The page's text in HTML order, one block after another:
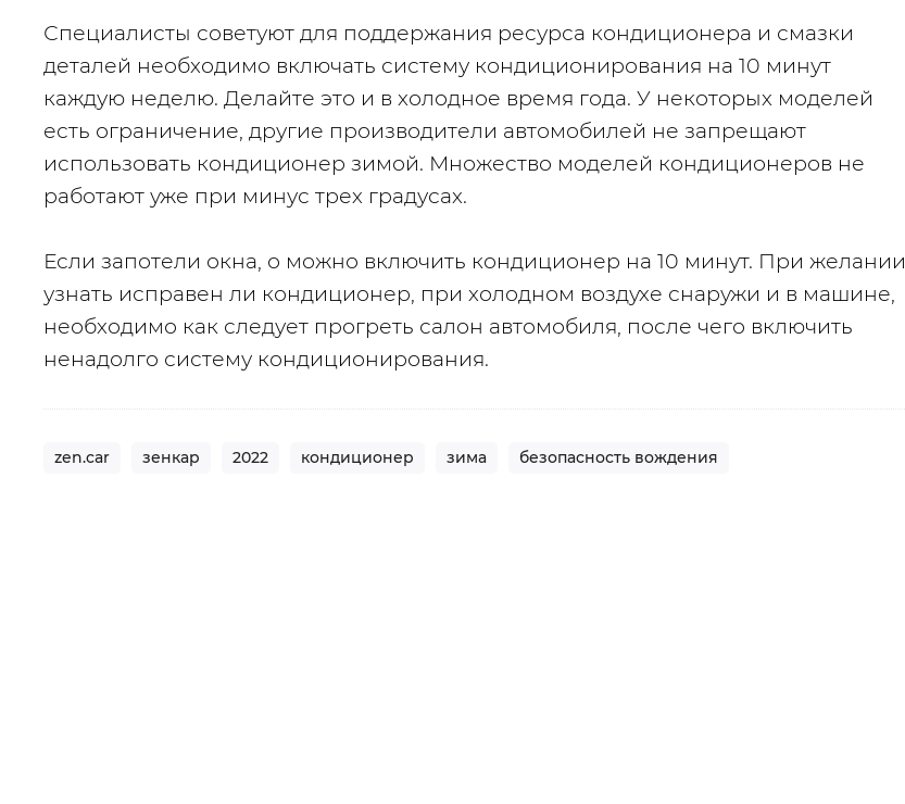
Специалисты советуют для поддержания ресурса кондиционера и смазки
деталей необходимо включать систему кондиционирования на 10 минут
каждую неделю. Делайте это и в холодное время года. У некоторых моделей
есть ограничение, другие производители автомобилей не запрещают
использовать кондиционер зимой. Множество моделей кондиционеров не
работают уже при минус трех градусах.
Если запотели окна, о можно включить кондиционер на 10 минут. При желании
узнать исправен ли кондиционер, при холодном воздухе снаружи и в машине,
необходимо как следует прогреть салон автомобиля, после чего включить
ненадолго систему кондиционирования.
zen.car зенкар 2022 кондиционер зима безопасность вождения